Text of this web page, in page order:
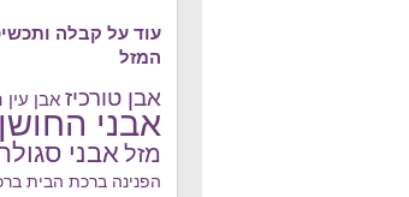
עוד על קבלה
המזל
אבן טורכיז אבן
אבני החושן
מזלאבני
הפנינה ברכת הבית